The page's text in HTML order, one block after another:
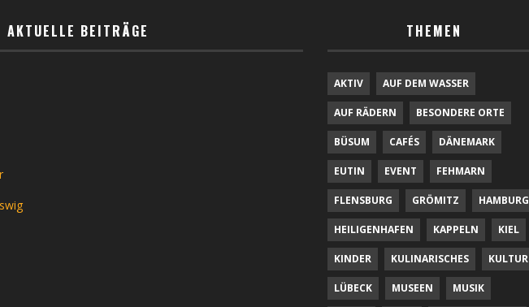
AKTUELLE BEITRÄGE THEMEN
AKTIV AUF DEM WASSER
AUF RÄDERN BESONDERE ORTE
BÜSUM CAFÉS DÄNEMARK
EUTIN EVENT FEHMARN
FLENSBURG GRÖMITZ HAMBURG
HEILIGENHAFEN KAPPELN KIEL
KINDER KULINARISCHES KULTUR
LÜBECK MUSEEN MUSIK